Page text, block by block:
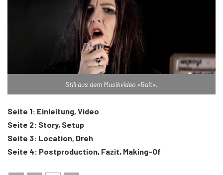
Still aus dem Musikvideo »Bait«.
Seite 1: Einleitung, Video
Seite 2: Story, Setup
Seite 3: Location, Dreh
Seite 4: Postproduction, Fazit, Making-Of